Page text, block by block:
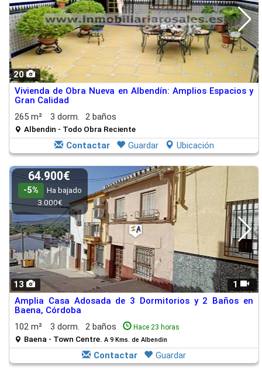
20
Vivienda de Obra Nueva en Albendín: Amplios Espacios y
Gran Calidad
265 m²
3 dorm. 2 baños
Albendin - Todo Obra Reciente
Contactar Guardar Ubicación
13 1
64.900€
-5%
Ha bajado
3.000€
Amplia Casa Adosada de 3 Dormitorios y 2 Baños en
Baena, Córdoba
102 m²
3 dorm. 2 baños Hace 23 horas
Baena - Town Centre. A 9 Kms. de Albendin
Contactar Guardar